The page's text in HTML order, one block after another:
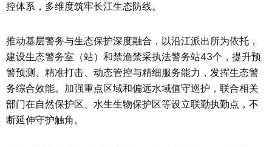
控体系，多维度筑牢长江生态防线。
推动基层警务与生态保护深度融合，以沿江派出所为依托，
建设生态警务室（站）和禁渔禁采执法警务站43个，提升预
警预测、精准打击、动态管控与精细服务能力，发挥生态警
务综合效能。加强重点区域和偏远水域值守巡护，联合相关
部门在自然保护区、水生生物保护区等设立联勤执勤点，不
断延伸守护触角。